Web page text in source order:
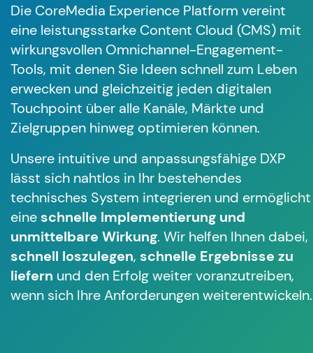
Die CoreMedia Experience Platform vereint
eine leistungsstarke Content Cloud (CMS) mit
wirkungsvollen Omnichannel-Engagement-
Tools, mit denen Sie Ideen schnell zum Leben
erwecken und gleichzeitig jeden digitalen
Touchpoint über alle Kanäle, Märkte und
Zielgruppen hinweg optimieren können.
Unsere intuitive und anpassungsfähige DXP
lässt sich nahtlos in Ihr bestehendes
technisches System integrieren und ermöglicht
eine schnelle Implementierung und
unmittelbare Wirkung. Wir helfen Ihnen dabei,
schnell loszulegen, schnelle Ergebnisse zu
liefern und den Erfolg weiter voranzutreiben,
wenn sich Ihre Anforderungen weiterentwickeln.